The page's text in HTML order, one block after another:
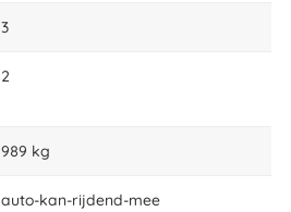
3
2
989 kg
auto-kan-rijdend-mee